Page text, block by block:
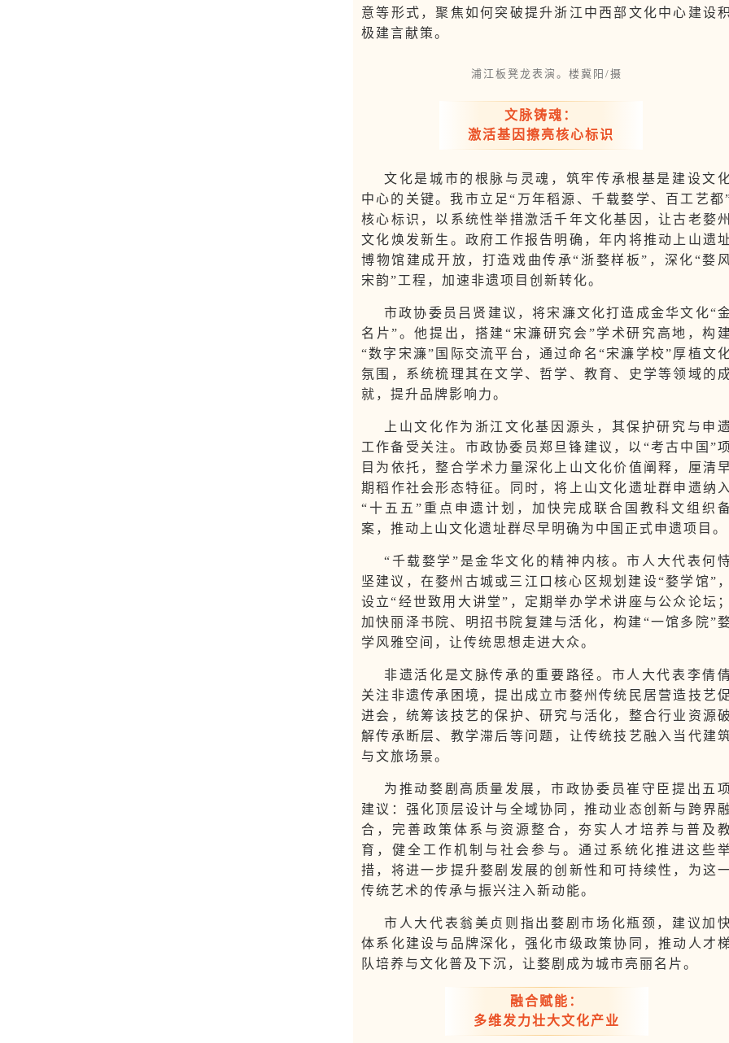
意等形式，聚焦如何突破提升浙江中西部文化中心建设积
极建言献策。
浦江板凳龙表演。楼冀阳/摄
文脉铸魂：
激活基因擦亮核心标识
文化是城市的根脉与灵魂，筑牢传承根基是建设文
中心的关键。我市立足“万年稻源、千载婺学、百工艺都
核心标识，以系统性举措激活千年文化基因，让古老婺州
文化焕发新生。政府工作报告明确，年内将推动上山遗
博物馆建成开放，打造戏曲传承“浙婺样板”，深化“婺
宋韵”工程，加速非遗项目创新转化。
市政协委员吕贤建议，将宋濂文化打造成金华文化“
名片”。他提出，搭建“宋濂研究会”学术研究高地，构
“数字宋濂”国际交流平台，通过命名“宋濂学校”厚植文
氛围，系统梳理其在文学、哲学、教育、史学等领域的
就，提升品牌影响力。
上山文化作为浙江文化基因源头，其保护研究与申遗
工作备受关注。市政协委员郑旦锋建议，以“考古中国”项
目为依托，整合学术力量深化上山文化价值阐释，厘清
期稻作社会形态特征。同时，将上山文化遗址群申遗纳入
“十五五”重点申遗计划，加快完成联合国教科文组织
案，推动上山文化遗址群尽早明确为中国正式申遗项目。
“千载婺学”是金华文化的精神内核。市人大代表何
坚建议，在婺州古城或三江口核心区规划建设“婺学馆”，
设立“经世致用大讲堂”，定期举办学术讲座与公众论坛；
加快丽泽书院、明招书院复建与活化，构建“一馆多院”
学风雅空间，让传统思想走进大众。
非遗活化是文脉传承的重要路径。市人大代表李倩
关注非遗传承困境，提出成立市婺州传统民居营造技艺促
进会，统筹该技艺的保护、研究与活化，整合行业资源破
解传承断层、教学滞后等问题，让传统技艺融入当代建筑
与文旅场景。
为推动婺剧高质量发展，市政协委员崔守臣提出五项
建议：强化顶层设计与全域协同，推动业态创新与跨界融
合，完善政策体系与资源整合，夯实人才培养与普及
育，健全工作机制与社会参与。通过系统化推进这些
措，将进一步提升婺剧发展的创新性和可持续性，为这
传统艺术的传承与振兴注入新动能。
市人大代表翁美贞则指出婺剧市场化瓶颈，建议加
体系化建设与品牌深化，强化市级政策协同，推动人才
队培养与文化普及下沉，让婺剧成为城市亮丽名片。
融合赋能：
多维发力壮大文化产业